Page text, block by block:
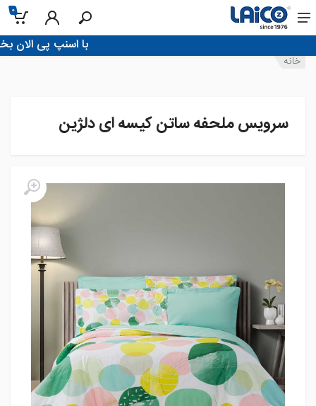
0
!با اسنپ پی الان بخر، تو 4 قسط
خانه
سرویس ملحفه ساتن کیسه ای دلژین